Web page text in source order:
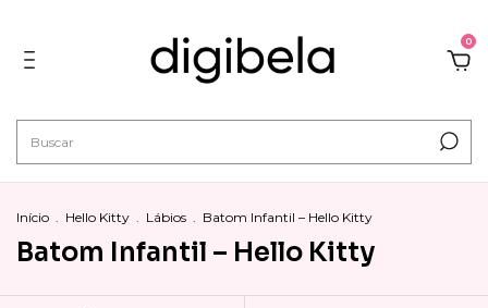
0
Início . Hello Kitty . Lábios . Batom Infantil – Hello Kitty
Batom Infantil – Hello Kitty